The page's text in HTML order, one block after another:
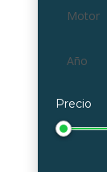
Motor
Año
Precio